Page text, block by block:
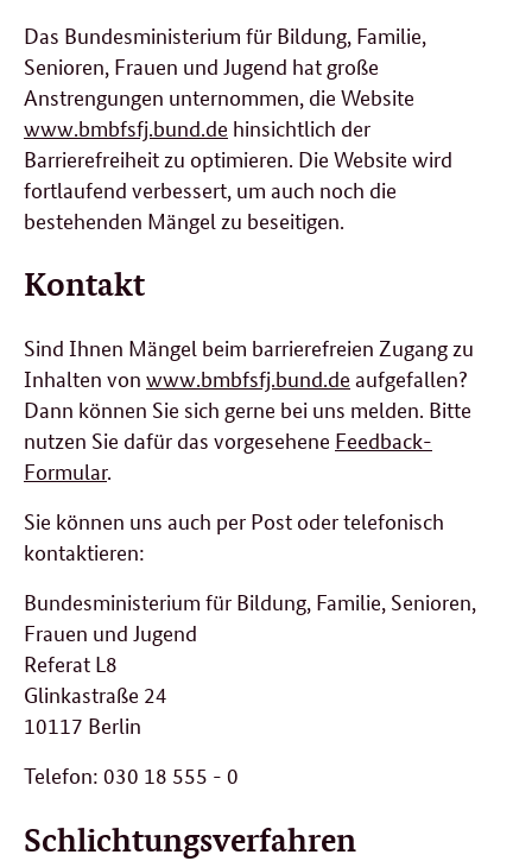
Das Bundesministerium für Bildung, Familie,
Senioren, Frauen und Jugend hat große
Anstrengungen unternommen, die Website
www.bmbfsfj.bund.de hinsichtlich der
Barrierefreiheit zu optimieren. Die Website wird
fortlaufend verbessert, um auch noch die
bestehenden Mängel zu beseitigen.
Kontakt
Sind Ihnen Mängel beim barrierefreien Zugang zu
Inhalten von www.bmbfsfj.bund.de aufgefallen?
Dann können Sie sich gerne bei uns melden. Bitte
nutzen Sie dafür das vorgesehene Feedback-
Formular.
Sie können uns auch per Post oder telefonisch
kontaktieren:
Bundesministerium für Bildung, Familie, Senioren,
Frauen und Jugend
Referat L8
Glinkastraße 24
10117 Berlin
Telefon: 030 18 555 - 0
Schlichtungsverfahren